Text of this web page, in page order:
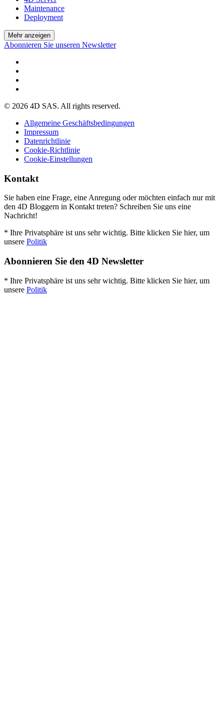
Maintenance
Deployment
Mehr anzeigen
Abonnieren Sie unseren Newsletter
© 2026 4D SAS. All rights reserved.
Allgemeine Geschäftsbedingungen
Impressum
Datenrichtlinie
Cookie-Richtlinie
Cookie-Einstellungen
Kontakt
Sie haben eine Frage, eine Anregung oder möchten einfach nur mit
den 4D Bloggern in Kontakt treten? Schreiben Sie uns eine
Nachricht!
* Ihre Privatsphäre ist uns sehr wichtig. Bitte klicken Sie hier, um
unsere Politik
Abonnieren Sie den 4D Newsletter
* Ihre Privatsphäre ist uns sehr wichtig. Bitte klicken Sie hier, um
unsere Politik